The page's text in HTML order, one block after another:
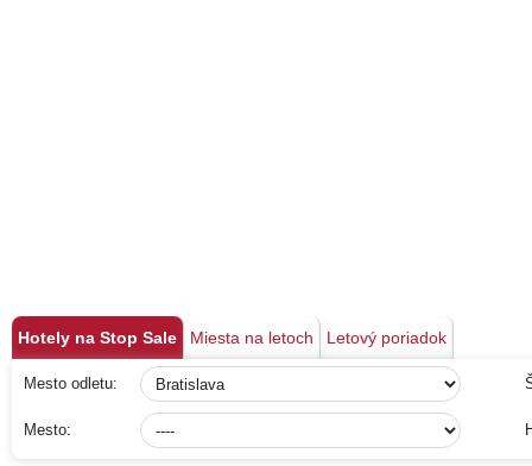
Hotely na Stop Sale Miesta na letoch Letový poriadok
Mesto odletu:
Mesto: